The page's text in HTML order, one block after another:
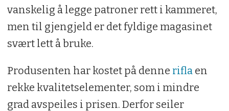
vanskelig å legge patroner rett i kammeret,
men til gjengjeld er det fyldige magasinet
svært lett å bruke.
Produsenten har kostet på denne riflaen
rekke kvalitetselementer, som i mindre
grad avspeiles i prisen. Derfor seiler